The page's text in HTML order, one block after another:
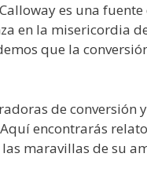
es una
en la misericordia
que la
de conversión
encontrarás
las maravillas de su